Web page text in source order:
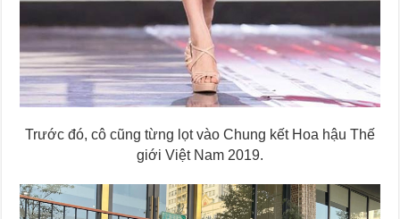
Trước đó, cô cũng từng lọt vào Chung kết Hoa hậu Thế
giới Việt Nam 2019.